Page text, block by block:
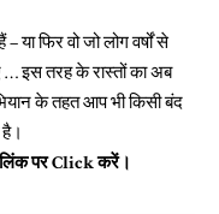
या फिर वो जो लोग वर्षों से
इस तरह के रास्तों का अब
के तहत आप भी किसी बंद
परClickकरें।